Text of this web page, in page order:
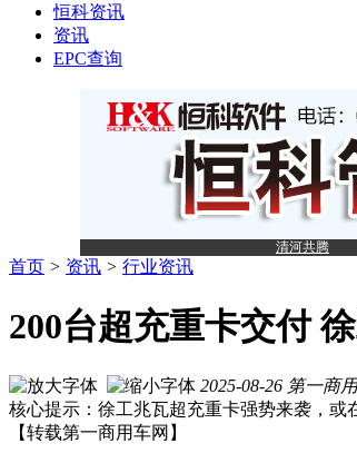
恒科资讯
资讯
EPC查询
清河共腾
首页 > 资讯 > 行业资讯
200台超充重卡交付
2025-08-26 第一商
核心提示：徐工兆瓦超充重卡强势来袭，或
【转载第一商用车网 】